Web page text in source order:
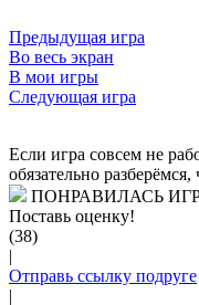
Предыдущая игра
Во весь экран
В мои игры
Следующая игра
Если игра совсем не
обязательно разберёмся,
ПОНРАВИЛАСЬ
Поставь оценку!
(38)
|
Отправь ссылку подруге
|